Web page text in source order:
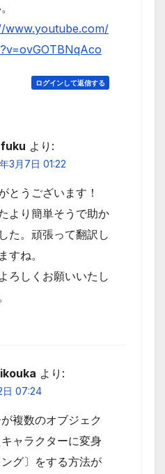
www.youtube.com/
ログインして返信する
より:
3月7日 01:22
とうございます！
より簡単そうで助か
た。頑張って翻訳し
すね。
ろしくお願いいたし
より:
日 07:24
複数のオブジェク
キャラクターに変身
ング〕をする方法が